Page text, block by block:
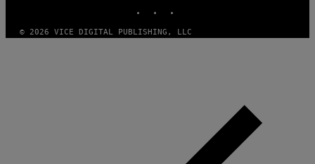
© 2026 VICE DIGITAL PUBLISHING, LLC